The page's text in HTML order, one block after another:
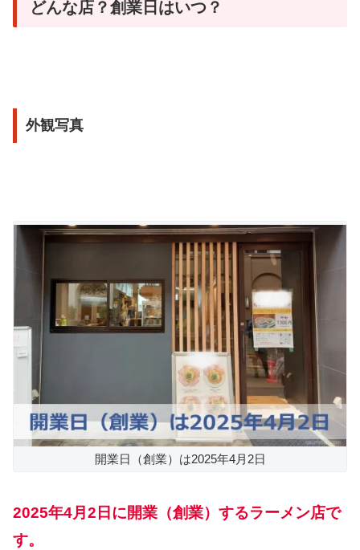
どんな店？創業日はいつ？
外観写真
開業日（創業）は2025年4月2日
2025年4月2日に開業（創業）するラーメン店で
す。